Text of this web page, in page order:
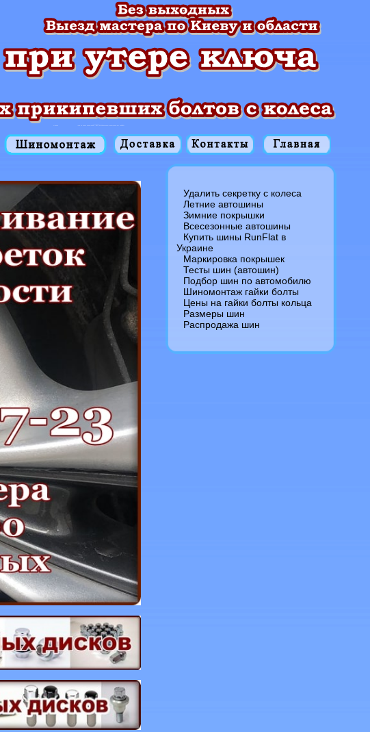
Удалить секретку с колеса
Летние автошины
Зимние покрышки
Всесезонные автошины
Купить шины RunFlat в
Украине
Маркировка покрышек
Тесты шин (автошин)
Подбор шин по автомобилю
Шиномонтаж гайки болты
Цены на гайки болты кольца
Размеры шин
Распродажа шин